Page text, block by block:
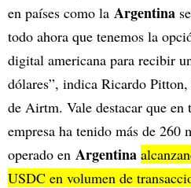
en países como la Argentina
todo ahora que tenemos la
digital americana para recibir
dólares”, indica Ricardo
de Airtm. Vale destacar que en
empresa ha tenido más de 260
operado en Argentina
USDC en volumen de